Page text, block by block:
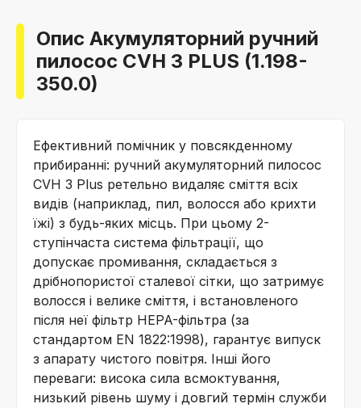
Опис Акумуляторний ручний
пилосос CVH 3 PLUS (1.198-
350.0)
Ефективний помічник у повсякденному
прибиранні: ручний акумуляторний пилосос
CVH 3 Plus ретельно видаляє сміття всіх
видів (наприклад, пил, волосся або крихти
їжі) з будь-яких місць. При цьому 2-
ступінчаста система фільтрації, що
допускає промивання, складається з
дрібнопористої сталевої сітки, що затримує
волосся і велике сміття, і встановленого
після неї фільтр HEPA-фільтра (за
стандартом EN 1822:1998), гарантує випуск
з апарату чистого повітря. Інші його
переваги: висока сила всмоктування,
низький рівень шуму і довгий термін служби